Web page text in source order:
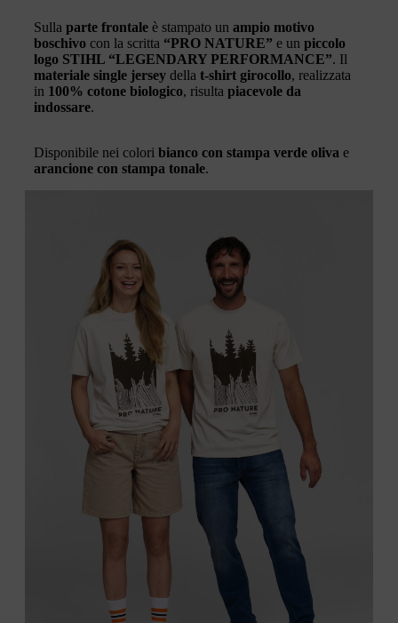
Sulla parte frontale è stampato un ampio motivo
boschivo con la scritta “PRO NATURE” e un piccolo
logo STIHL “LEGENDARY PERFORMANCE”. Il
materiale single jersey della t-shirt girocollo, realizzata
in 100% cotone biologico, risulta piacevole da
indossare.
Disponibile nei colori bianco con stampa verde oliva e
arancione con stampa tonale.